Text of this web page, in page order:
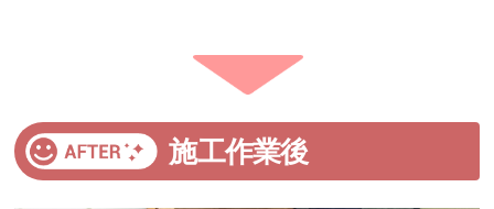
施工作業後